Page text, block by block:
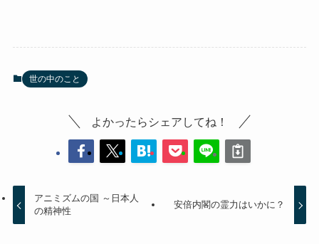
世の中のこと
よかったらシェアしてね！
アニミズムの国 ～日本人
の精神性
安倍内閣の霊力はいかに？